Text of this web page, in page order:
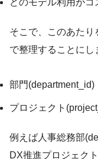
そこで、このあたり
で整理することにし
部門(department_id)
プロジェクト
例えば人事総務部
DX推進プロジェク